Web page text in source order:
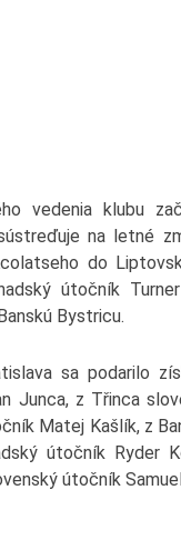
vedenia klubu
na letné
do
útočník
Bystricu.
sa podarilo
Junca, z Třinca
Matej Kašlík, z
útočník Ryder
útočník